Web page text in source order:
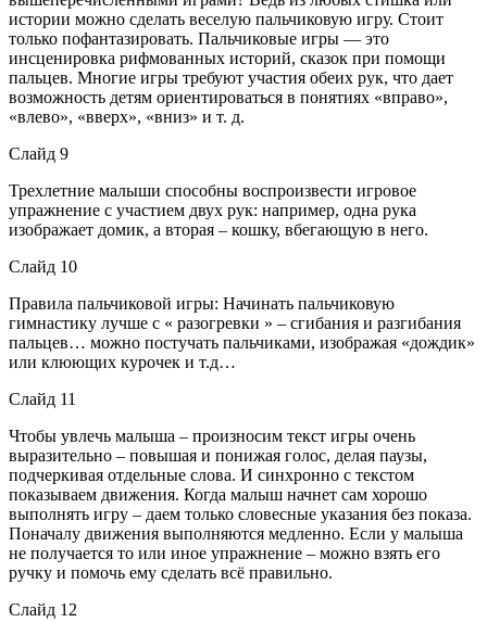
истории можно сделать веселую пальчиковую игру. Стоит
только пофантазировать. Пальчиковые игры — это
инсценировка рифмованных историй, сказок при помощи
пальцев. Многие игры требуют участия обеих рук, что дает
возможность детям ориентироваться в понятиях «вправо»,
«влево», «вверх», «вниз» и т. д.
Слайд 9
Трехлетние малыши способны воспроизвести игровое
упражнение с участием двух рук: например, одна рука
изображает домик, а вторая – кошку, вбегающую в него.
Слайд 10
Правила пальчиковой игры: Начинать пальчиковую
гимнастику лучше с « разогревки » – сгибания и разгибания
пальцев… можно постучать пальчиками, изображая «дождик»
или клюющих курочек и т.д…
Слайд 11
Чтобы увлечь малыша – произносим текст игры очень
выразительно – повышая и понижая голос, делая паузы,
подчеркивая отдельные слова. И синхронно с текстом
показываем движения. Когда малыш начнет сам хорошо
выполнять игру – даем только словесные указания без показа.
Поначалу движения выполняются медленно. Если у малыша
не получается то или иное упражнение – можно взять его
ручку и помочь ему сделать всё правильно.
Слайд 12